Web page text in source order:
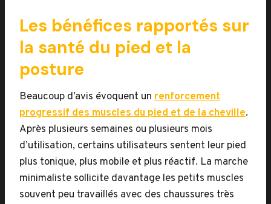
Les bénéfices rapportés sur
la santé du pied et la
posture
Beaucoup d’avis évoquent un renforcement
progressif des muscles du pied et de la cheville.
Après plusieurs semaines ou plusieurs mois
d’utilisation, certains utilisateurs sentent leur pied
plus tonique, plus mobile et plus réactif. La marche
minimaliste sollicite davantage les petits muscles
souvent peu travaillés avec des chaussures très